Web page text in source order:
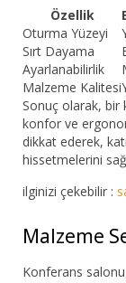
Özellik
Oturma Yüzeyi
Sırt Dayama
Ayarlanabilirlik
Malzeme Kalitesi
Sonuç olarak, bir
konfor ve
dikkat ederek,
hissetmelerini
ilginizi çekebilir :
Malzeme
Konferans